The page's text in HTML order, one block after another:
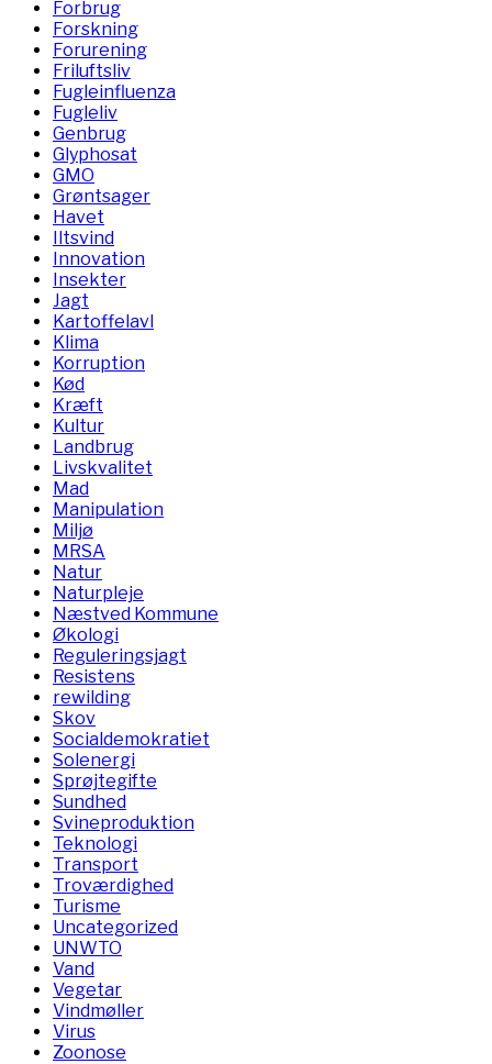
Forbrug
Forskning
Forurening
Friluftsliv
Fugleinfluenza
Fugleliv
Genbrug
Glyphosat
GMO
Grøntsager
Havet
Iltsvind
Innovation
Insekter
Jagt
Kartoffelavl
Klima
Korruption
Kød
Kræft
Kultur
Landbrug
Livskvalitet
Mad
Manipulation
Miljø
MRSA
Natur
Naturpleje
Næstved Kommune
Økologi
Reguleringsjagt
Resistens
rewilding
Skov
Socialdemokratiet
Solenergi
Sprøjtegifte
Sundhed
Svineproduktion
Teknologi
Transport
Troværdighed
Turisme
Uncategorized
UNWTO
Vand
Vegetar
Vindmøller
Virus
Zoonose